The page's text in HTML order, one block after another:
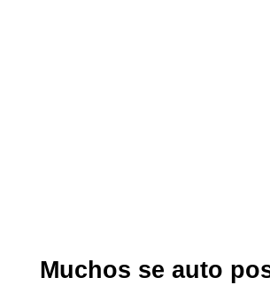
Muchos se auto